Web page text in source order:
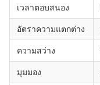
เวลาตอบสนอง
อัตราความแตกต่าง
ความสว่าง
มุมมอง